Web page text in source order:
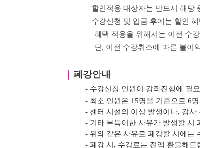
- 할인적용 대상자는 반드시 해당
- 수강신청 및 입금 후에는 할인
혜택 적용을 위해서는 이전 수
단, 이전 수강취소에 따른 불이
폐강안내
- 수강신청 인원이 강좌진행에 필
- 최소 인원은 15명을 기준으로 6
- 센터 시설의 이상 발생이나, 강
- 기타 부득이한 사유가 발생할 시
- 위와 같은 사유로 폐강할 시에는
- 폐강 시, 수강료는 전액 환불해드